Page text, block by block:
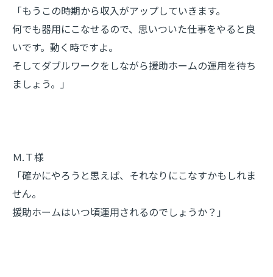
「もうこの時期から収入がアップしていきます。
何でも器用にこなせるので、思いついた仕事をやると良
いです。動く時ですよ。
そしてダブルワークをしながら援助ホームの運用を待ち
ましょう。」
Ｍ.Ｔ様
「確かにやろうと思えば、それなりにこなすかもしれま
せん。
援助ホームはいつ頃運用されるのでしょうか？」